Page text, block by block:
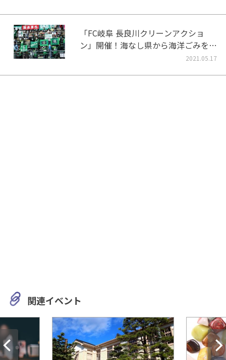
「FC岐阜 長良川クリーンアクショ
ン」開催！海なし県から海洋ごみをな
2021.05.17
関連イベント